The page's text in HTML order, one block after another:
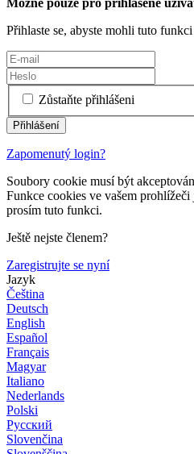
Možné pouze pro přihlášené
Přihlaste se, abyste mohli tuto
Zůstaňte přihlášeni
Zapomenutý login?
Soubory cookie musí být
Funkce cookies ve vašem
prosím tuto funkci.
Ještě nejste členem?
Zaregistrujte se nyní
Jazyk
Čeština
Deutsch
English
Español
Français
Magyar
Italiano
Nederlands
Polski
Русский
Slovenčina